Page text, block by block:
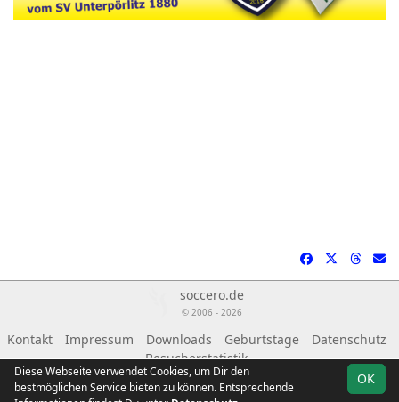
soccero.de
© 2006 - 2026
Kontakt Impressum Downloads Geburtstage
Datenschutz
Besucherstatistik
OK
Diese Webseite verwendet Cookies, um Dir den
bestmöglichen Service bieten zu können. Entsprechende